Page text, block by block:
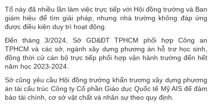
Tổ này đã nhiều lần làm việc trực tiếp với Hội đồng trường và Ban
giám hiệu để tìm giải pháp, nhưng nhà trường không đáp ứng
được điều kiện duy trì hoạt động.
Đến tháng 3/2024, Sở GD&ĐT TPHCM phối hợp Công an
TPHCM và các sở, ngành xây dựng phương án hỗ trợ học sinh,
đồng thời cử cán bộ trực tiếp phối hợp vận hành trường đến hết
năm học 2023-2024.
Sở cũng yêu cầu Hội đồng trường khẩn trương xây dựng phương
án tái cấu trúc Công ty Cổ phần Giáo dục Quốc tế Mỹ AIS để đảm
bảo tài chính, cơ sở vật chất và nhân sự theo quy định.